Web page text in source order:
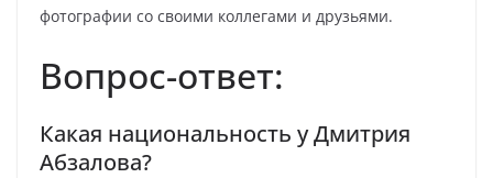
фотографии со своими коллегами и друзьями.
Вопрос-ответ:
Какая национальность у Дмитрия
Абзалова?